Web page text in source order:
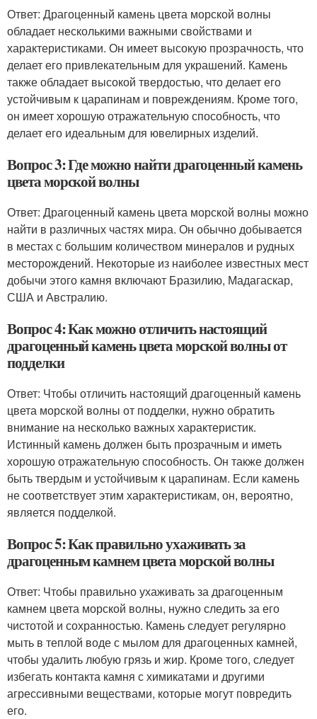
Ответ: Драгоценный камень цвета морской волны
обладает несколькими важными свойствами и
характеристиками. Он имеет высокую прозрачность, что
делает его привлекательным для украшений. Камень
также обладает высокой твердостью, что делает его
устойчивым к царапинам и повреждениям. Кроме того,
он имеет хорошую отражательную способность, что
делает его идеальным для ювелирных изделий.
Вопрос 3: Где можно найти драгоценный камень
цвета морской волны
Ответ: Драгоценный камень цвета морской волны можно
найти в различных частях мира. Он обычно добывается
в местах с большим количеством минералов и рудных
месторождений. Некоторые из наиболее известных мест
добычи этого камня включают Бразилию, Мадагаскар,
США и Австралию.
Вопрос 4: Как можно отличить настоящий
драгоценный камень цвета морской волны от
подделки
Ответ: Чтобы отличить настоящий драгоценный камень
цвета морской волны от подделки, нужно обратить
внимание на несколько важных характеристик.
Истинный камень должен быть прозрачным и иметь
хорошую отражательную способность. Он также должен
быть твердым и устойчивым к царапинам. Если камень
не соответствует этим характеристикам, он, вероятно,
является подделкой.
Вопрос 5: Как правильно ухаживать за
драгоценным камнем цвета морской волны
Ответ: Чтобы правильно ухаживать за драгоценным
камнем цвета морской волны, нужно следить за его
чистотой и сохранностью. Камень следует регулярно
мыть в теплой воде с мылом для драгоценных камней,
чтобы удалить любую грязь и жир. Кроме того, следует
избегать контакта камня с химикатами и другими
агрессивными веществами, которые могут повредить
его.